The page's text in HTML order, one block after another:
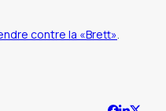
contre la «Brett».